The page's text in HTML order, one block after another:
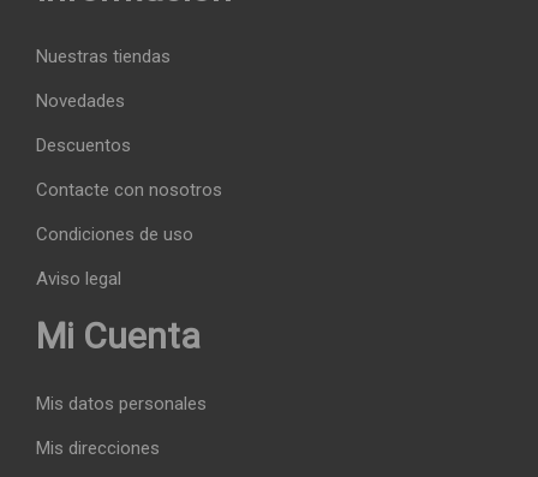
Nuestras tiendas
Novedades
Descuentos
Contacte con nosotros
Condiciones de uso
Aviso legal
Mi Cuenta
Mis datos personales
Mis direcciones